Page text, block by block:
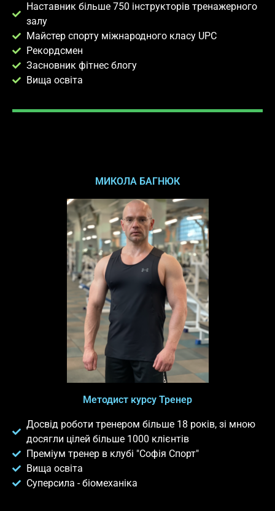
Наставник більше 750 інструкторів тренажерного
залу
Майстер спорту міжнародного класу UPC
Рекордсмен
Засновник фітнес блогу
Вища освіта
МИКОЛА БАГНЮК
Методист курсу Тренер
Досвід роботи тренером більше 18 років, зі мною
досягли цілей більше 1000 клієнтів
Преміум тренер в клубі "Софія Спорт"
Вища освіта
Суперсила - біомеханіка